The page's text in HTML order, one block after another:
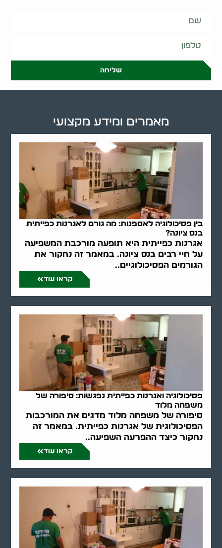
שליחה
בין פסיכולוגיה לאספנות: מה גורם לאגרנות כפייתית
בנס ציונה?
אגרנות כפייתית היא תופעה מורכבת המשפיעה
על חיי רבים בנס ציונה. במאמר זה נחקור את
הגורמים הפסיכולוגיים..
קראו עוד
פסיכולוגיה ואגרנות כפייתית נפגשות: סיפורה של
משפחה מלוד
סיפורה של משפחה מלוד מדגים את המורכבות
הפסיכולוגית של אגרנות כפייתית. במאמר זה
נחקור כיצד ההפרעה השפיעה..
קראו עוד
מאמרים ומידע מקצועי